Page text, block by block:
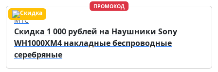
ПРОМОКОД
МТС
Скидка 1 000 рублей на Наушники Sony
WH1000XM4 накладные беспроводные
серебряные